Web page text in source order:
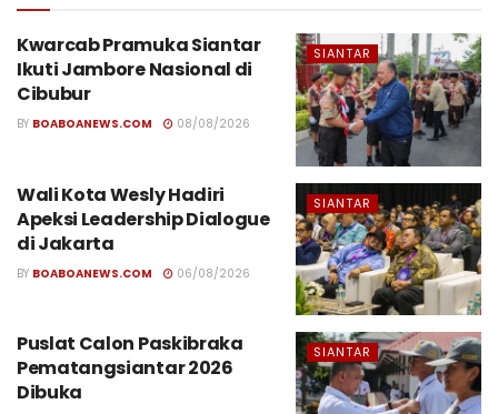
SIANTAR
Kwarcab Pramuka Siantar
Ikuti Jambore Nasional di
Cibubur
BY BOABOANEWS.COM 08/08/2026
SIANTAR
Wali Kota Wesly Hadiri
Apeksi Leadership Dialogue
di Jakarta
BY BOABOANEWS.COM 06/08/2026
SIANTAR
Puslat Calon Paskibraka
Pematangsiantar 2026
Dibuka